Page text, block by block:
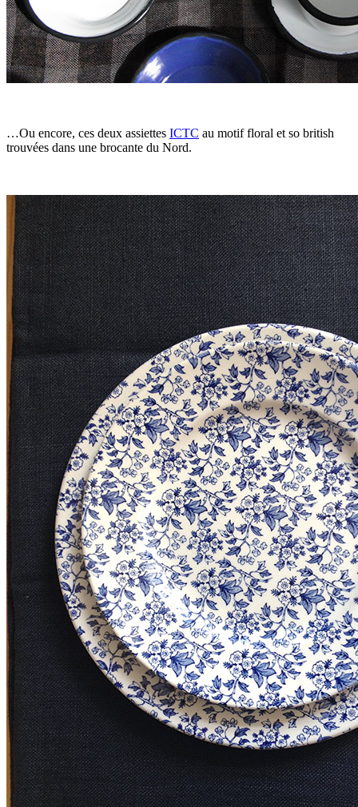
…Ou encore, ces deux assiettes ICTC au motif floral et so british
trouvées dans une brocante du Nord.